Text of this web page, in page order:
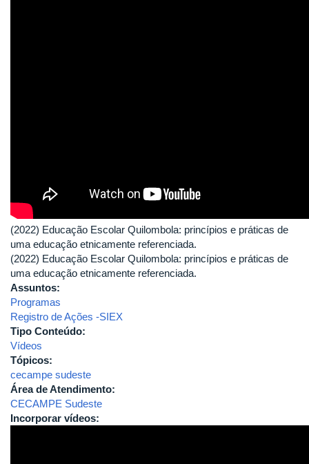
(2022) Educação Escolar Quilombola: princípios e práticas de
uma educação etnicamente referenciada.
(2022) Educação Escolar Quilombola: princípios e práticas de
uma educação etnicamente referenciada.
Assuntos:
Programas
Registro de Ações -SIEX
Tipo Conteúdo:
Vídeos
Tópicos:
cecampe sudeste
Área de Atendimento:
CECAMPE Sudeste
Incorporar vídeos: